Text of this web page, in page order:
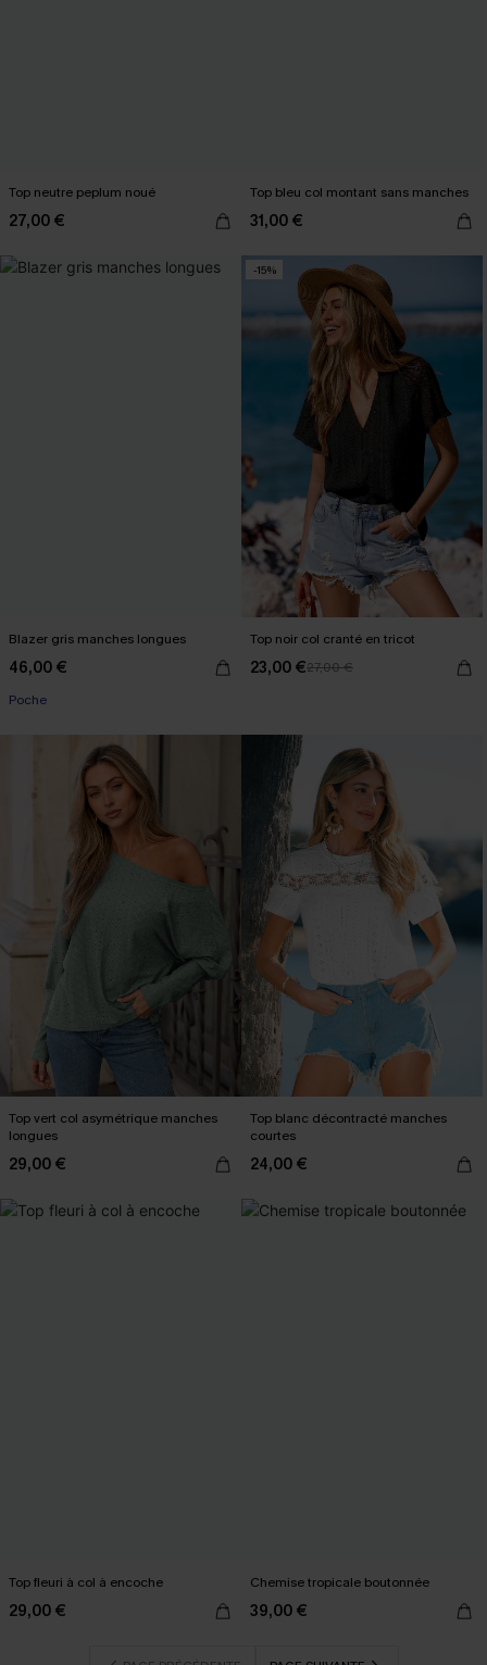
Top neutre peplum noué
27,00 €
Top bleu col montant sans manches
31,00 €
Blazer gris manches longues
46,00 €
Poche
-15%
Top noir col cranté en tricot
23,00 €27,00 €
Top vert col asymétrique manches
longues
29,00 €
Top blanc décontracté manches
courtes
24,00 €
Top fleuri à col à encoche
29,00 €
Chemise tropicale boutonnée
39,00 €